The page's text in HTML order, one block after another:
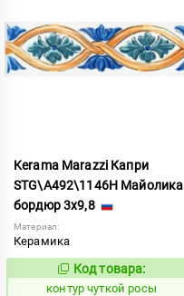
Kerama Marazzi Капри
STG\A492\1146H Майолика
бордюр 3x9,8
Материал:
Керамика
764707
Код товара:
контур чуткой росы